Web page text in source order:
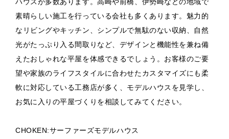
ハウスが多数あります。高崎や前橋、伊勢崎などの地域で
素晴らしい施工を行っている会社も多くあります。魅力的
なリビングやキッチン、シンプルで無駄のない収納、自然
光がたっぷり入る間取りなど、デザインと機能性を兼ね備
えたおしゃれな平屋を体感できるでしょう。お客様のご要
望や家族のライフスタイルに合わせたカスタマイズにも柔
軟に対応している工務店が多く、モデルハウスを見学し、
お気に入りの平屋づくりを相談してみてください。
CHOKEN:サーファーズモデルハウス